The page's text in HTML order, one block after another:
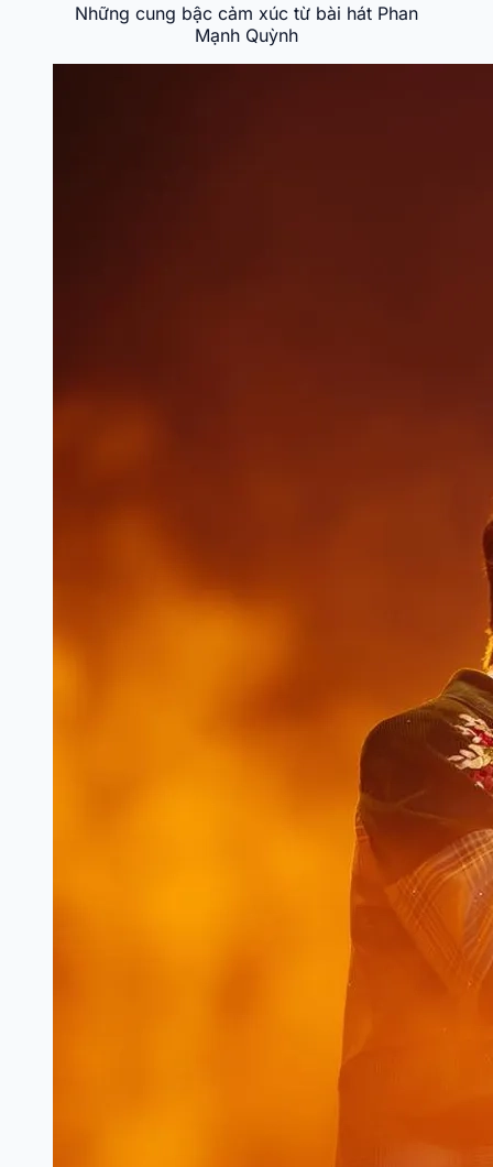
Những cung bậc cảm xúc từ bài hát Phan
Mạnh Quỳnh